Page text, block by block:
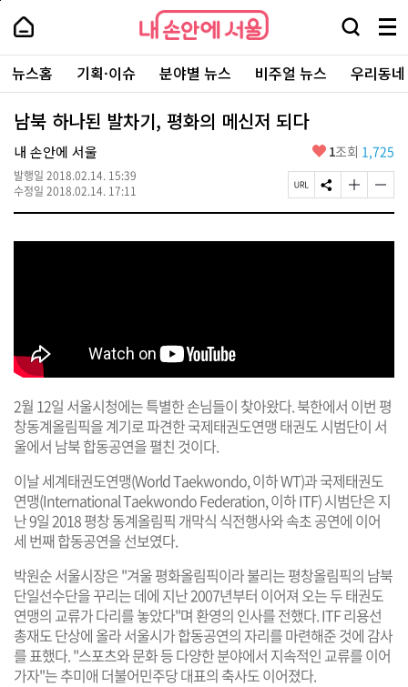
본
로
가
내
손
안
에
서
울
-
서
울
시
대
표
소
포
내
손
에
울
검
창
열
기
메
뉴
전
체
보
주
요
서
뉴스홈 기획·이슈 분야별 뉴스 비주얼 뉴스 우리동
남북 하나된 발차기, 평화의 메신저 되다
내 손안에 서울
발행일 2018.02.14. 15:39
수정일 2018.02.14. 17:11
좋
요
1조회 1,725
페
이
U
S
N
공
글
자
기
글
자
기
2월 12일 서울시청에는 특별한 손님들이 찾아왔다. 북한에서 이번 평
창동계올림픽을 계기로 파견한 국제태권도연맹 태권도 시범단이 서
울에서 남북 합동공연을 펼친 것이다.
이날 세계태권도연맹(World Taekwondo, 이하 WT)과 국제태권도
연맹(International Taekwondo Federation, 이하 ITF) 시범단은 지
난 9일 2018 평창 동계올림픽 개막식 식전행사와 속초 공연에 이어
세 번째 합동공연을 선보였다.
박원순 서울시장은 "겨울 평화올림픽이라 불리는 평창올림픽의 남북
단일선수단을 꾸리는 데에 지난 2007년부터 이어져 오는 두 태권도
연맹의 교류가 다리를 놓았다"며 환영의 인사를 전했다. ITF 리용선
총재도 단상에 올라 서울시가 합동공연의 자리를 마련해준 것에 감사
를 표했다. "스포츠와 문화 등 다양한 분야에서 지속적인 교류를 이어
가자"는 추미애 더불어민주당 대표의 축사도 이어졌다.
페
상
단
로